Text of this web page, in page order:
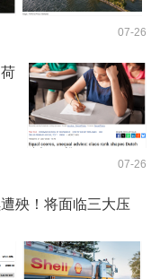
07-26
07-26
殃！将面临三大压